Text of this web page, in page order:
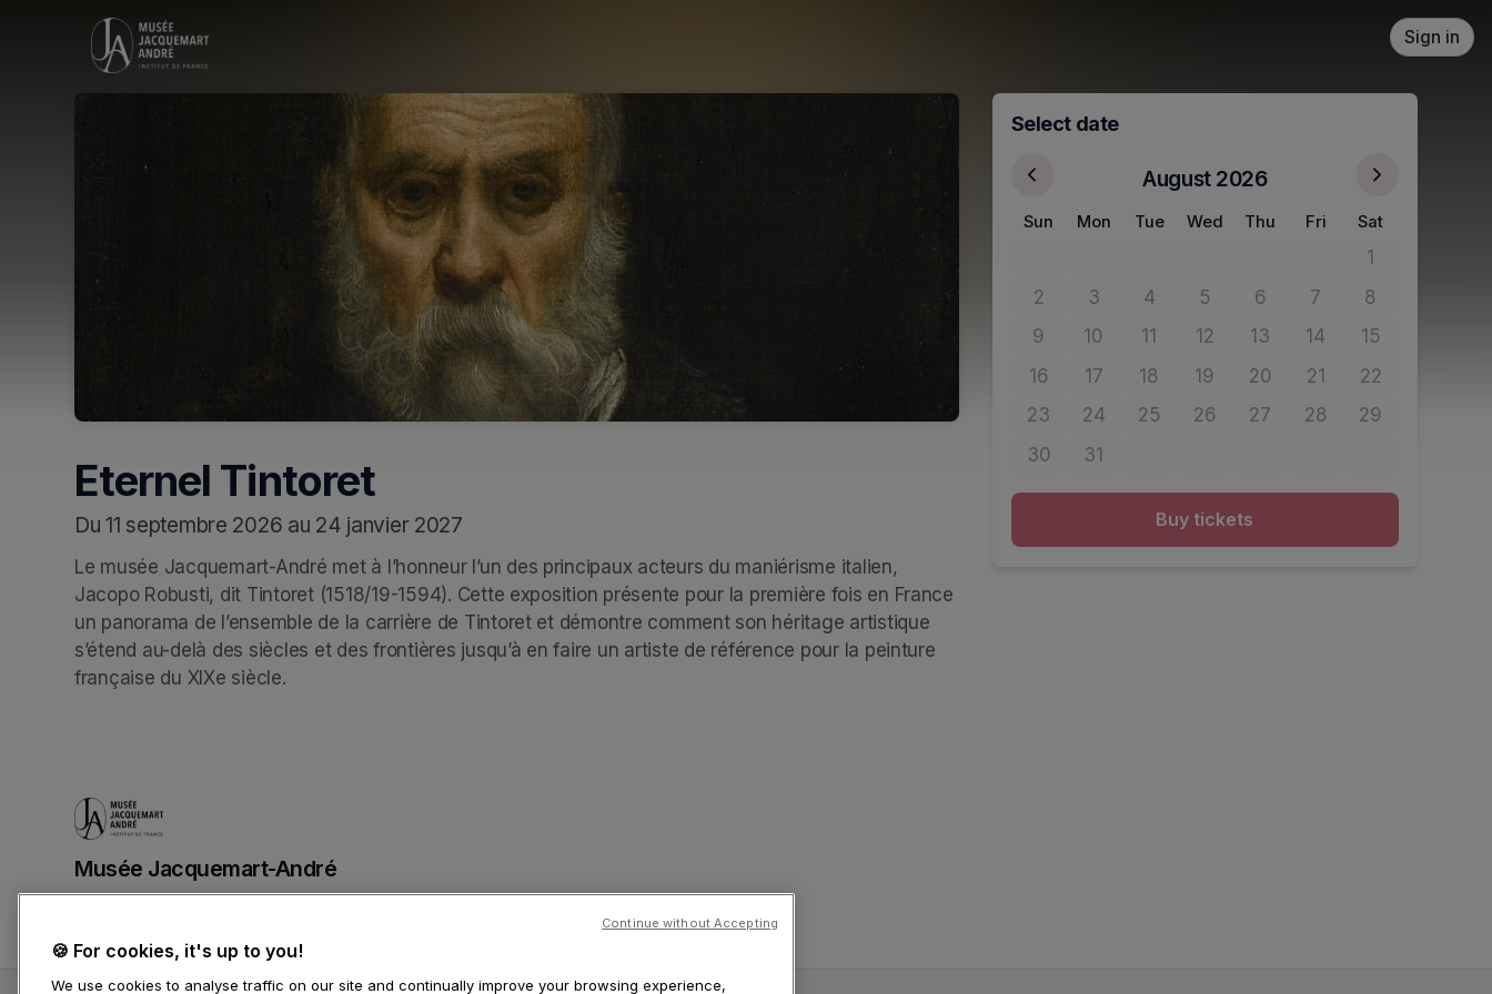
Skip header
Sign in
Eternel Tintoret
Du 11 septembre 2026 au 24 janvier 2027
Le musée Jacquemart-André met à l’honneur l’un des principaux acteurs du maniérisme italien,
Jacopo Robusti, dit Tintoret (1518/19-1594). Cette exposition présente pour la première fois en France
un panorama de l’ensemble de la carrière de Tintoret et démontre comment son héritage artistique
s’étend au-delà des siècles et des frontières jusqu’à en faire un artiste de référence pour la peinture
française du XIXe siècle.
Select date
August 2026
Sun Mon Tue Wed Thu Fri Sat
1No tickets
2No tickets available
3
No tickets available
4No tickets available
5
No tickets available
6No tickets available
7No tickets available
8No tickets
9No tickets available
10No tickets available
11No tickets available
12No tickets available
13No tickets available
14No tickets available
15No tickets
16No tickets available
17No tickets available
18No tickets available
19No tickets available
20No tickets available
21No tickets available
22No tickets
23No tickets available
24No tickets available
25No tickets available
26No tickets available
27No tickets available
28No tickets available
29No tickets
30
No tickets available
31No tickets available
Buy tickets
Musée Jacquemart-André
🍪 For cookies, it's up to you!
We use cookies to analyse traffic on our site and continually improve your browsing experience,
Continue without Accepting